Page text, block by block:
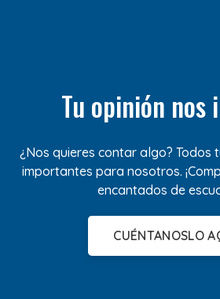
Tu opinión nos
¿Nos quieres contar algo? Todos
importantes para nosotros.
encantados de
CUÉNTANOSLO